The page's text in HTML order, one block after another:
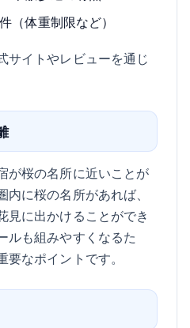
（体重制限など）
サイトやレビューを通じ
が桜の名所に近いことが
に桜の名所があれば、
見に出かけることができ
ルも組みやすくなるた
なポイントです。